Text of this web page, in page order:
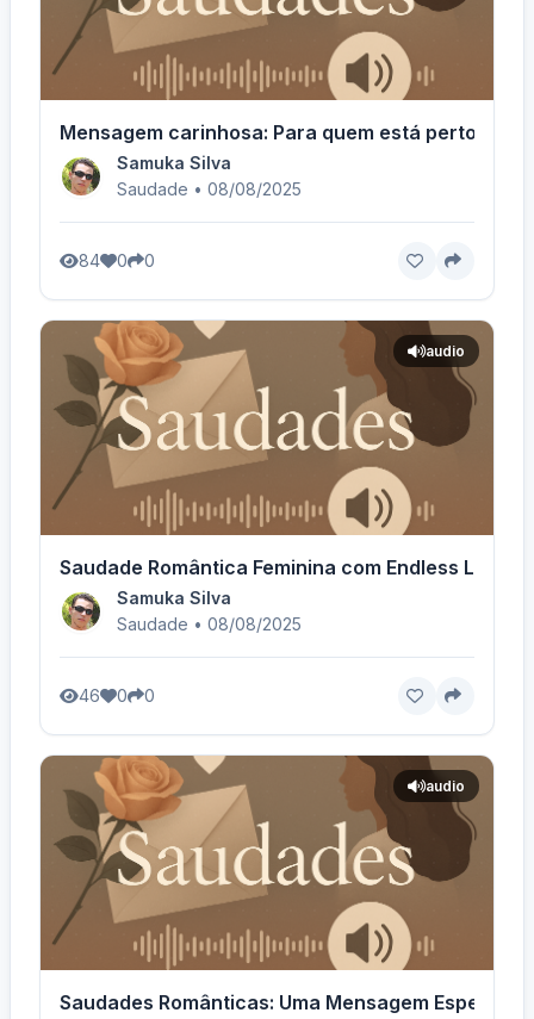
Mensagem carinhosa: Para quem está perto
Samuka Silva
Saudade • 08/08/2025
84 0 0
audio
Saudade Romântica Feminina com Endless Love -
Samuka Silva
Saudade • 08/08/2025
46 0 0
audio
Saudades Românticas: Uma Mensagem Especial